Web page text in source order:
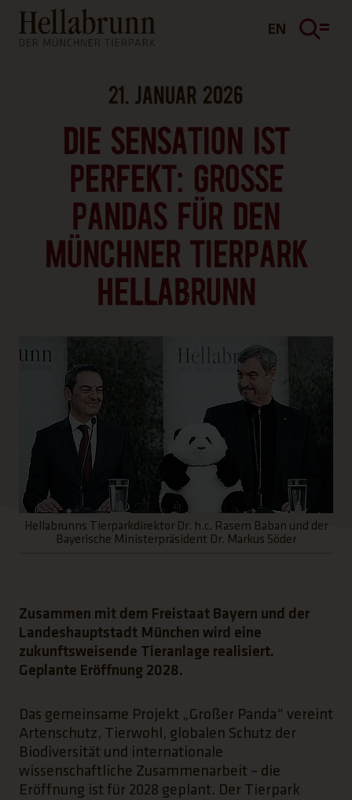
Hauptinhalt
Fußbereich
EN
21. JANUAR 2026
DIE SENSATION IST
PERFEKT: GROSSE P
ANDAS FÜR DEN M
ÜNCHNER TIERPARK H
ELLABRUNN
Hellabrunns Tierparkdirektor Dr. h.c. Rasem Baban und der
Bayerische Ministerpräsident Dr. Markus Söder
Zusammen mit dem Freistaat Bayern und der
Landeshauptstadt München wird eine
zukunftsweisende Tieranlage realisiert.
Geplante Eröffnung 2028.
Das gemeinsame Projekt „Großer Panda“ vereint
Artenschutz, Tierwohl, globalen Schutz der
Biodiversität und internationale
wissenschaftliche Zusammenarbeit – die
Eröffnung ist für 2028 geplant. Der Tierpark